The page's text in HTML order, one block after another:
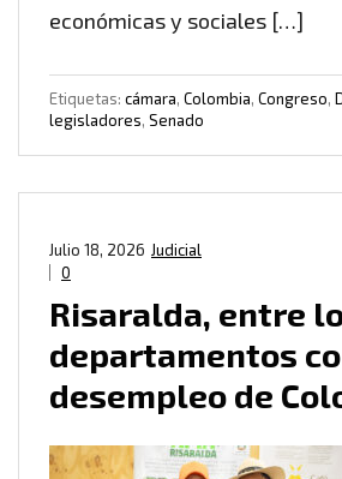
económicas y sociales […]
Etiquetas: cámara, Colombia, Congreso,
legisladores, Senado
Judicial
Julio 18, 2026
0
Risaralda, entre
departamentos
desempleo de